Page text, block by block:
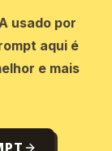
usado por
aqui é
e mais